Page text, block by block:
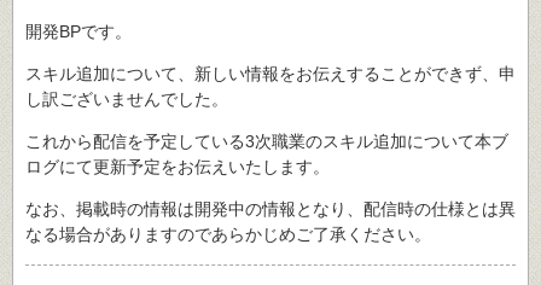
開発BPです。
スキル追加について、新しい情報をお伝えすることができず、申
し訳ございませんでした。
これから配信を予定している3次職業のスキル追加について本ブ
ログにて更新予定をお伝えいたします。
なお、掲載時の情報は開発中の情報となり、配信時の仕様とは異
なる場合がありますのであらかじめご了承ください。